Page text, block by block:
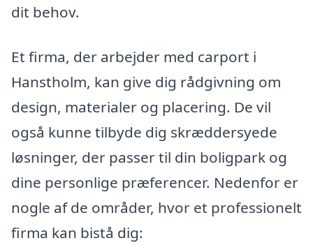
dit behov.
Et firma, der arbejder med carport i
Hanstholm, kan give dig rådgivning om
design, materialer og placering. De vil
også kunne tilbyde dig skræddersyede
løsninger, der passer til din boligpark og
dine personlige præferencer. Nedenfor er
nogle af de områder, hvor et professionelt
firma kan bistå dig: